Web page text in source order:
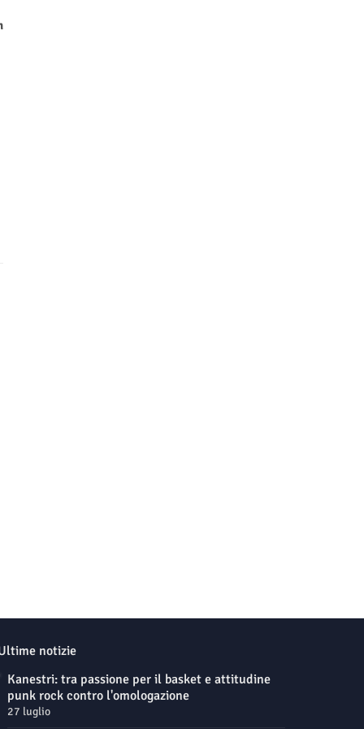
notizie
Kanestri: tra passione per il basket e attitudine
punk rock contro l'omologazione
27 luglio